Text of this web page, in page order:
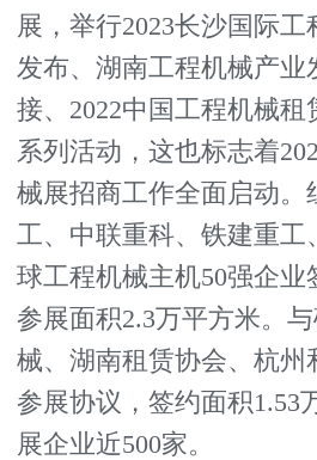
展，举行2023长沙国际
发布、湖南工程机械产业
接、2022中国工程机械
系列活动，这也标志着
械展招商工作全面启动。
工、中联重科、铁建重工
球工程机械主机50强企业
参展面积2.3万平方米。
械、湖南租赁协会、杭州
参展协议，签约面积1.53
展企业近500家。